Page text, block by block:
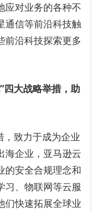
应对业务的各种不
通信等前沿科技触
前沿科技探索更多
四大战略举措，助
，致力于成为企业
海企业，亚马逊云
的安全合规理念和
习、物联网等云服
们快速拓展全球业